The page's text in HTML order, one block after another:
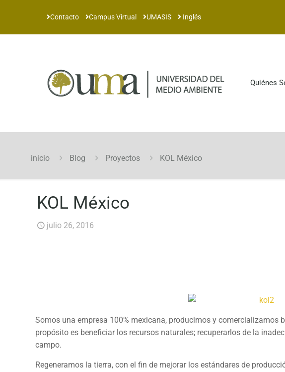
Contacto Campus Virtual UMASIS Inglés
Quiénes
inicio Blog Proyectos KOL México
KOL México
julio 26, 2016
Somos una empresa 100% mexicana, producimos y
propósito es beneficiar los recursos naturales; recuperarlos de la
campo.
Regeneramos la tierra, con el fin de mejorar los estándares de